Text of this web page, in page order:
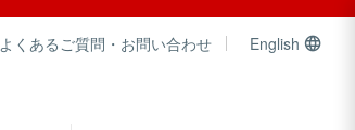
よくあるご質問・お問い合わせ English